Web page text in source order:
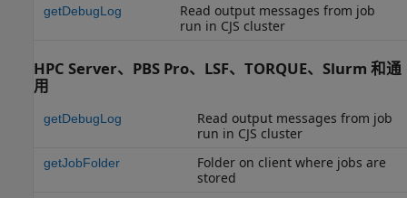
getDebugLog
Read output messages from job
run in CJS cluster
HPC Server、 PBS Pro、 LSF、TORQUE、Slurm 和通
用
getDebugLog
Read output messages from job
run in CJS cluster
getJobFolder
Folder on client where jobs are
stored